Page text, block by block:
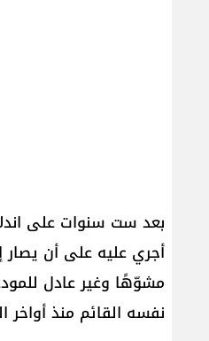
أجري عليه على أن يصار
مشوّهًا وغير عادل
نفسه القائم منذ أواخر العام